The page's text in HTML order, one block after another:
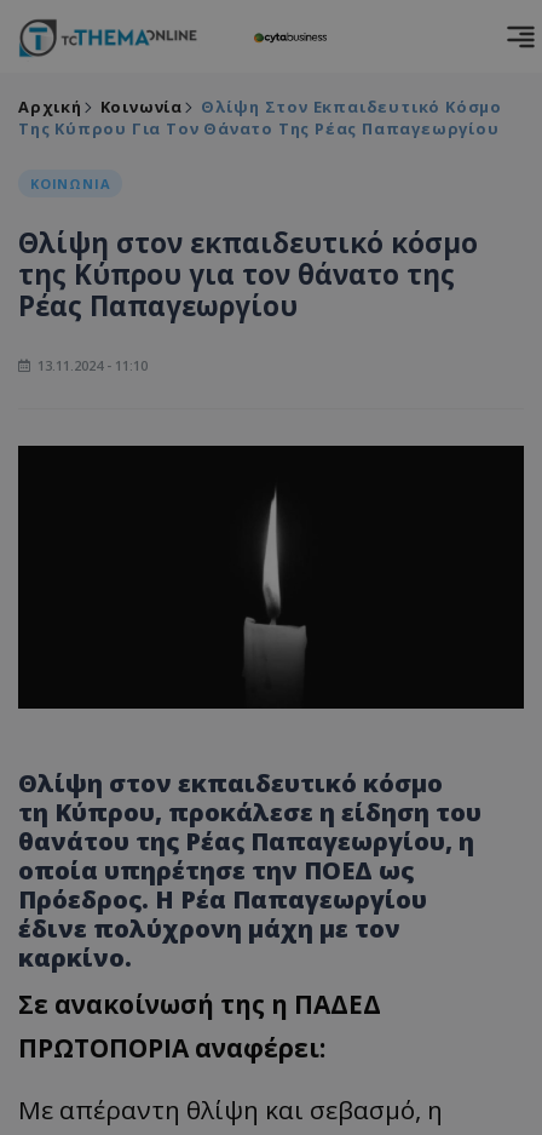
Αρχική Κοινωνία
Θλίψη Στον Εκπαιδευτικό Κόσμο
Της Κύπρου Για Τον Θάνατο Της Ρέας Παπαγεωργίου
ΚΟΙΝΩΝΙΑ
Θλίψη στον εκπαιδευτικό κόσμο
της Κύπρου για τον θάνατο της
Ρέας Παπαγεωργίου
13.11.2024 - 11:10
Θλίψη στον εκπαιδευτικό κόσμο
τη Κύπρου, προκάλεσε η είδηση του
θανάτου της Ρέας Παπαγεωργίου, η
οποία υπηρέτησε την ΠΟΕΔ ως
Πρόεδρος. Η Ρέα Παπαγεωργίου
έδινε πολύχρονη μάχη με τον
καρκίνο.
Σε ανακοίνωσή της η ΠΑΔΕΔ
ΠΡΩΤΟΠΟΡΙΑ αναφέρει:
Με απέραντη θλίψη και σεβασμό, η